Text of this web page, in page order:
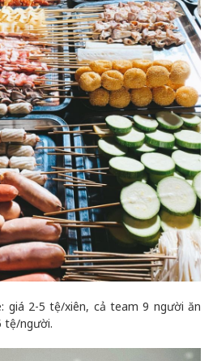
giá 2-5 tệ/xiên, cả team 9 người ăn
tệ/người.